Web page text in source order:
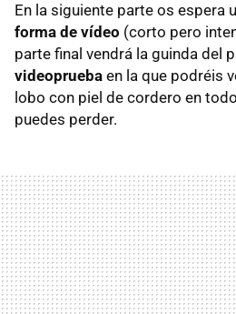
En la siguiente parte os espera
forma de vídeo (corto pero
parte final vendrá la guinda del
videoprueba en la que podréis
lobo con piel de cordero en
puedes perder.